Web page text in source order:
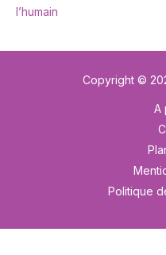
l’humain
Copyright ©
A
Politique